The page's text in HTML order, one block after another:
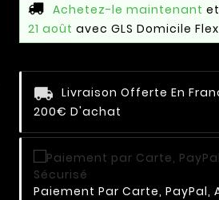
Achetez-le maintenant
21 août avec GLS Domicile Flex
Livraison Offerte En
200€ D'achat
Paiement Par Carte, PayPal,